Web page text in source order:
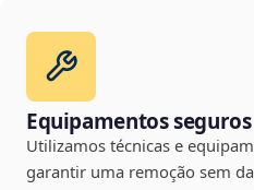
Equipamentos seguros
Utilizamos técnicas e
garantir uma remoção sem